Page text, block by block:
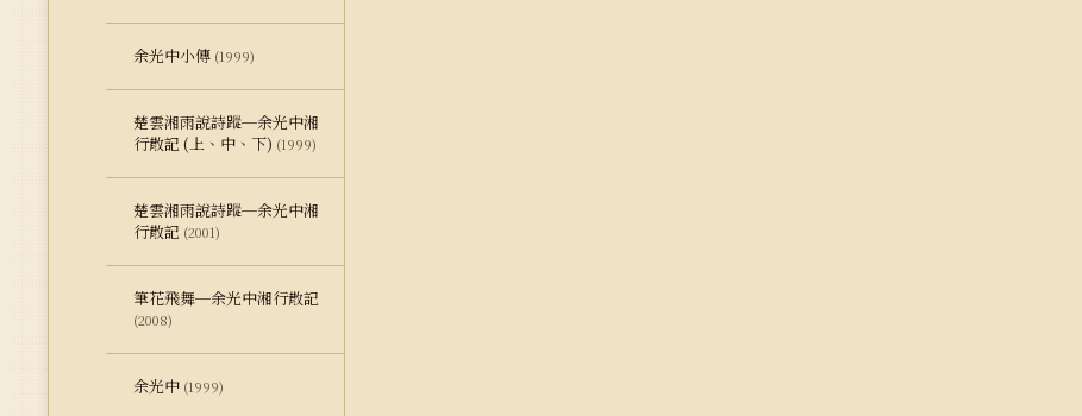
余光中小傳 (1999)
楚雲湘雨說詩蹤─余光中湘
行散記 (上、中、下) (1999)
楚雲湘雨說詩蹤─余光中湘
行散記 (2001)
筆花飛舞─余光中湘行散記
(2008)
余光中 (1999)